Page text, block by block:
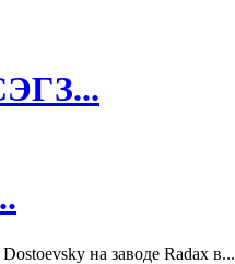
на заводе Radax в...